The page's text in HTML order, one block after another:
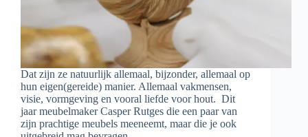
Dat zijn ze natuurlijk allemaal, bijzonder, allemaal op
hun eigen(gereide) manier. Allemaal vakmensen,
visie, vormgeving en vooral liefde voor hout. Dit
jaar meubelmaker Casper Rutges die een paar van
zijn prachtige meubels meeneemt, maar die je ook